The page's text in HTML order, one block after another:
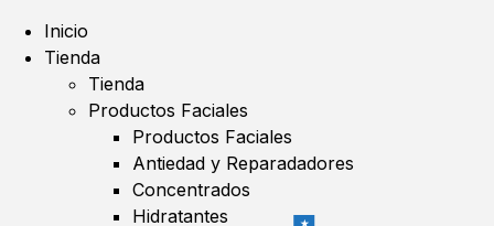
Inicio
Tienda
Tienda
Productos Faciales
Productos Faciales
Antiedad y Reparadadores
Concentrados
Hidratantes
★